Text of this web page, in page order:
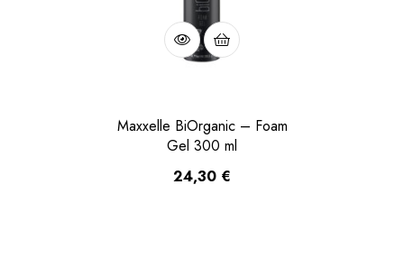
Maxxelle BiOrganic – Foam
Gel 300 ml
24,30 €